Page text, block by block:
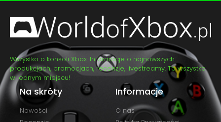
Wszystko o konsoli Xbox. Informacje o najnowszych
produkcjach, promocjach, recenzje, livestreamy. To wszystko
w jednym miejscu!
Na skróty
Nowości
Informacje
O nas